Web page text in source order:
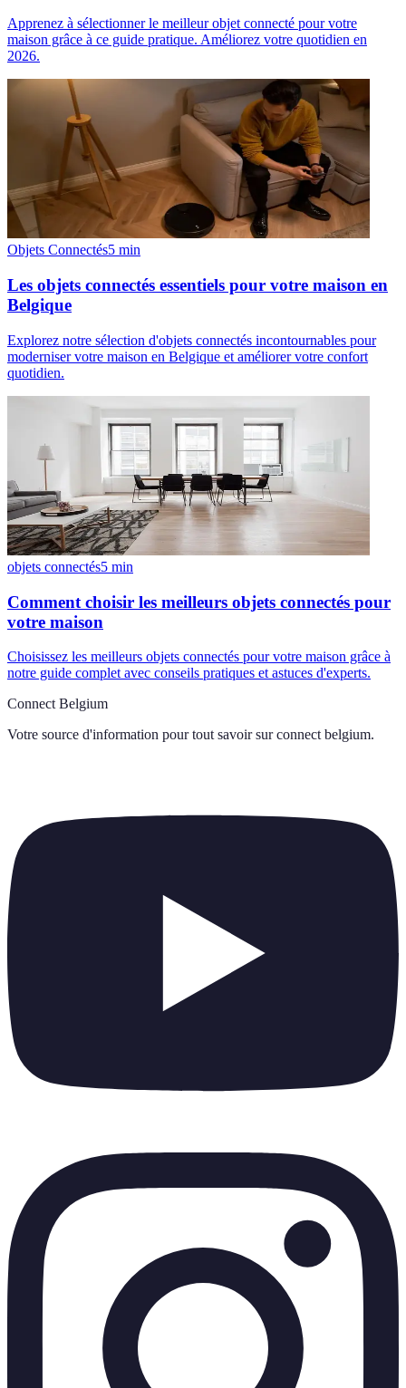
Apprenez à sélectionner le meilleur objet connecté pour votre
maison grâce à ce guide pratique. Améliorez votre quotidien en
2026.
Objets Connectés5 min
Les objets connectés essentiels pour votre maison en
Belgique
Explorez notre sélection d'objets connectés incontournables pour
moderniser votre maison en Belgique et améliorer votre confort
quotidien.
objets connectés5 min
Comment choisir les meilleurs objets connectés pour
votre maison
Choisissez les meilleurs objets connectés pour votre maison grâce à
notre guide complet avec conseils pratiques et astuces d'experts.
Connect Belgium
Votre source d'information pour tout savoir sur connect belgium.